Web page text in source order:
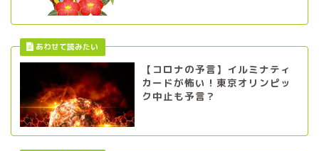
【コロナの予言】イルミナティ
カードが怖い！東京オリンピッ
ク中止も予言？